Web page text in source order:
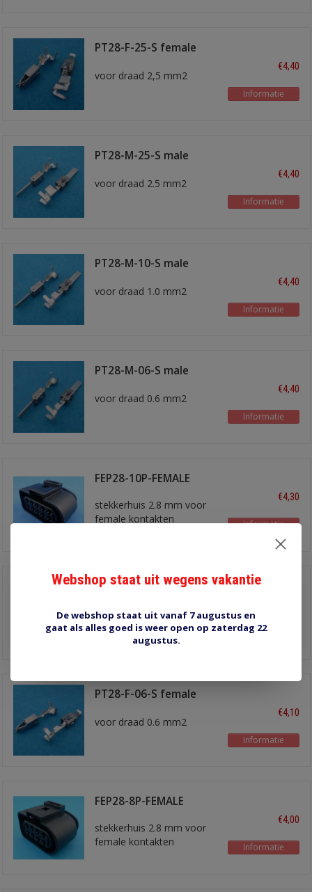
PT28-F-25-S female
voor draad 2,5 mm2
€4,40
Informatie
PT28-M-25-S male
voor draad 2.5 mm2
€4,40
Informatie
PT28-M-10-S male
voor draad 1.0 mm2
€4,40
Informatie
PT28-M-06-S male
voor draad 0.6 mm2
€4,40
Informatie
FEP28-10P-FEMALE
stekkerhuis 2.8 mm voor
female kontakten
€4,30
Informatie
FEP28-10P-MALE
stekkerhuis 2.8 mm voor
male kontakten
Informatie
PT28-F-06-S female
voor draad 0.6 mm2
€4,10
Informatie
FEP28-8P-FEMALE
stekkerhuis 2.8 mm voor
female kontakten
€4,00
Informatie
Webshop staat uit wegens vakantie
De webshop staat uit vanaf 7 augustus en
gaat als alles goed is weer open op zaterdag 22
augustus.